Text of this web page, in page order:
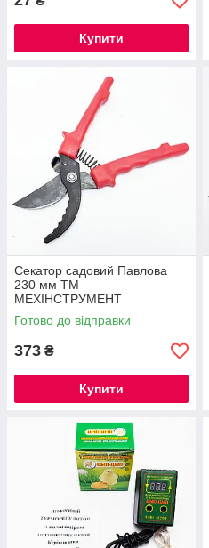
Купити
Секатор садовий Павлова
230 мм ТМ
МЕХІНСТРУМЕНТ
Готово до відправки
373 ₴
Купити